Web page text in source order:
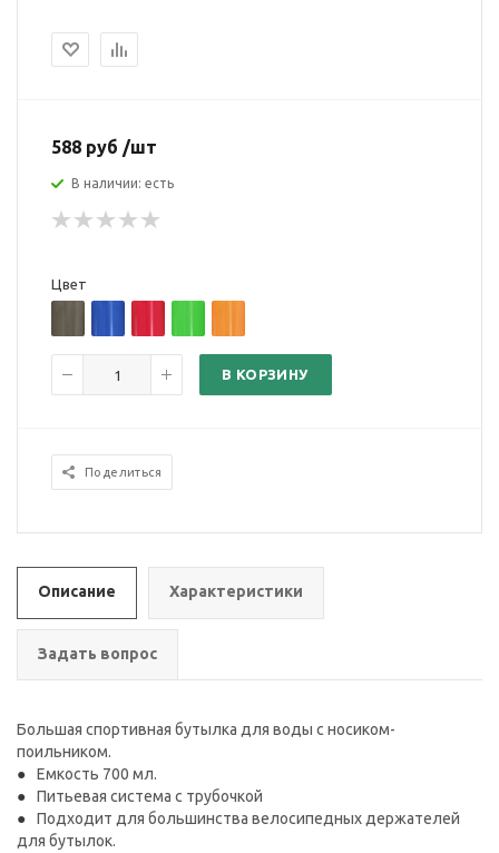
588 руб /шт
В наличии: есть
Цвет
В КОРЗИНУ
Поделиться
Описание Характеристики
Задать вопрос
Большая спортивная бутылка для воды с носиком-
поильником.
Емкость 700 мл.
Питьевая система с трубочкой
Подходит для большинства велосипедных держателей
для бутылок.